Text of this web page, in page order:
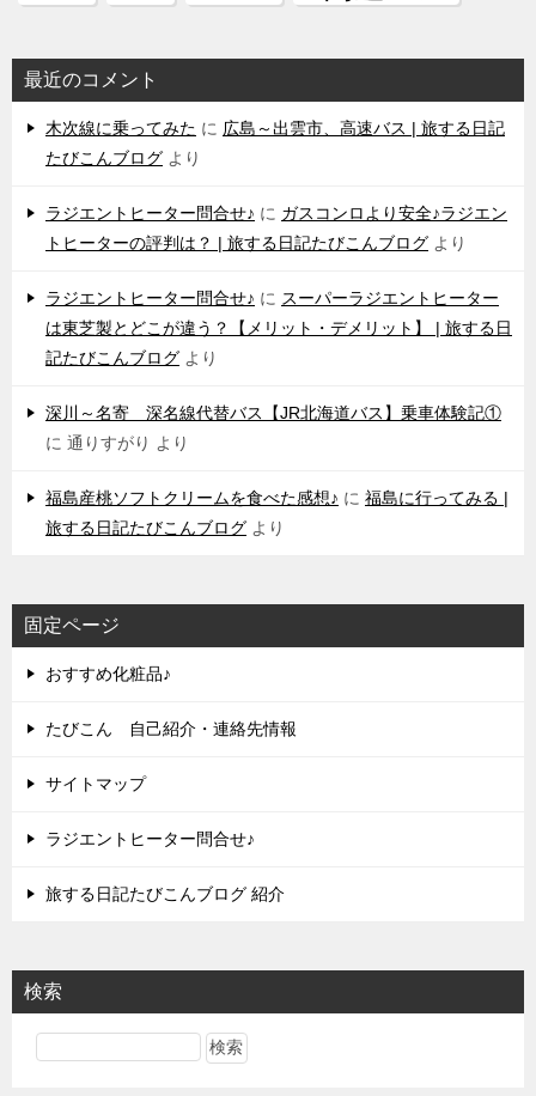
最近のコメント
木次線に乗ってみた に 広島～出雲市、高速バス | 旅する日記
たびこんブログ より
ラジエントヒーター問合せ♪ に ガスコンロより安全♪ラジエン
トヒーターの評判は？ | 旅する日記たびこんブログ より
ラジエントヒーター問合せ♪ に スーパーラジエントヒーター
は東芝製とどこが違う？【メリット・デメリット】 | 旅する日
記たびこんブログ より
深川～名寄 深名線代替バス【JR北海道バス】乗車体験記①
に 通りすがり より
福島産桃ソフトクリームを食べた感想♪ に 福島に行ってみる |
旅する日記たびこんブログ より
固定ページ
おすすめ化粧品♪
たびこん 自己紹介・連絡先情報
サイトマップ
ラジエントヒーター問合せ♪
旅する日記たびこんブログ 紹介
検索